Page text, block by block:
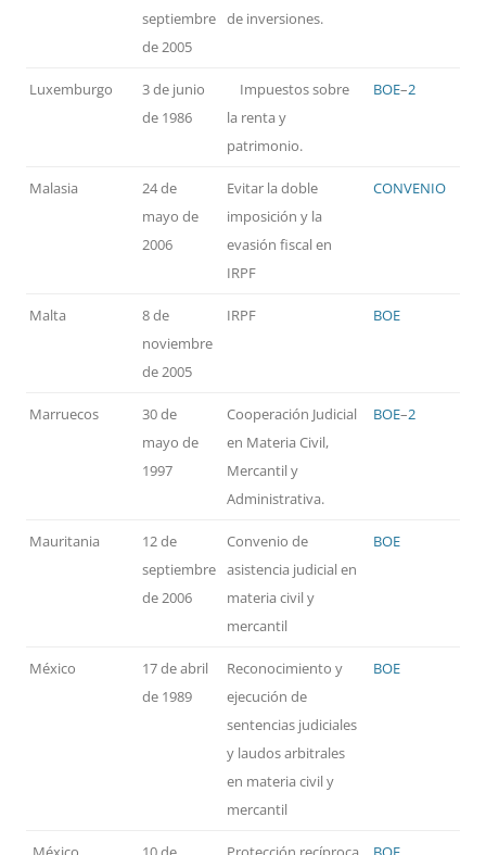
septiembre
de 2005
de inversiones.
Luxemburgo
3 de junio
de 1986
Impuestos sobre
la renta y
patrimonio.
BOE–2
Malasia
24 de
mayo de
2006
Evitar la doble
imposición y la
evasión fiscal en
IRPF
CONVENIO
Malta
8 de
noviembre
de 2005
IRPF BOE
Marruecos
30 de
mayo de
1997
Cooperación Judicial
en Materia Civil,
Mercantil y
Administrativa.
BOE–2
Mauritania
12 de
septiembre
de 2006
Convenio de
asistencia judicial en
materia civil y
mercantil
BOE
México
17 de abril
de 1989
Reconocimiento y
ejecución de
sentencias judiciales
y laudos arbitrales
en materia civil y
mercantil
BOE